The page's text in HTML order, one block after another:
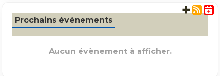
Prochains événements
Aucun évènement à afficher.
+